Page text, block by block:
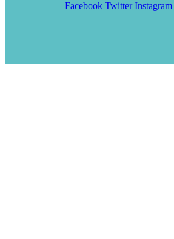
Facebook Twitter Instagram